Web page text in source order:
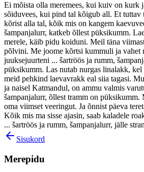
Ei mõista olla meremees, kui kuiv on kurk
sõiduvees, kui pind tal kõigub all. Et tuttav
kõrist alla tal, kõik mis on kangem
šampanjalurr, katkeb õllest püksikumm.
merele, käib pidu koiduni. Meil täna
põlvini. Me joome kõrtsi kummuli ja vahet
juuksejuurteni ... šartröös ja rumm,
püksikumm. Las nutab nurgas linalakk,
meid pehkind laevavrakk eal siia tagasi.
ja naisel Katmandul, on ammu valmis
šampanjalurr, õllest tramm on püksikumm.
oma viimset veeringut. Ja õnnist päeva
Kõik mis ma sisse ajasin, saab kaladele
... šartröös ja rumm, šampanjalurr, jälle
Sisukord
Merepidu